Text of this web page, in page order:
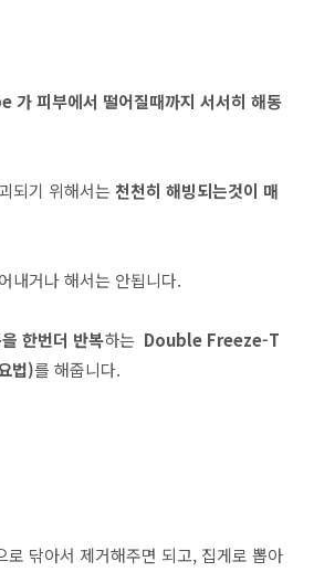
가 피부에서 떨어질때까지 서서히 해동
되기 위해서는 천천히 해빙되는것이 매
내거나 해서는 안됩니다.
한번더 반복하는 Double Freeze-T
법)를 해줍니다.
로 닦아서 제거해주면 되고, 집게로 뽑아